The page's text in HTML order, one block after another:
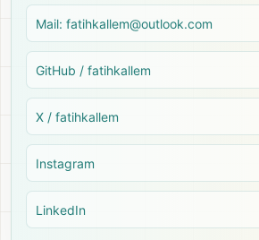
Mail: fatihkallem@outlook.com
GitHub / fatihkallem
X / fatihkallem
Instagram
LinkedIn